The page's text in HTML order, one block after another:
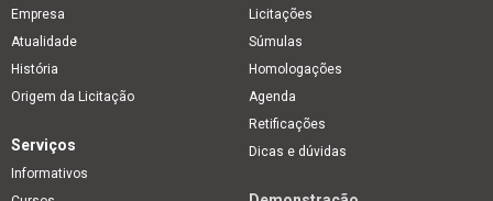
Empresa
Atualidade
História
Origem da Licitação
Licitações
Súmulas
Homologações
Agenda
Retificações
Dicas e dúvidas
Serviços
Informativos